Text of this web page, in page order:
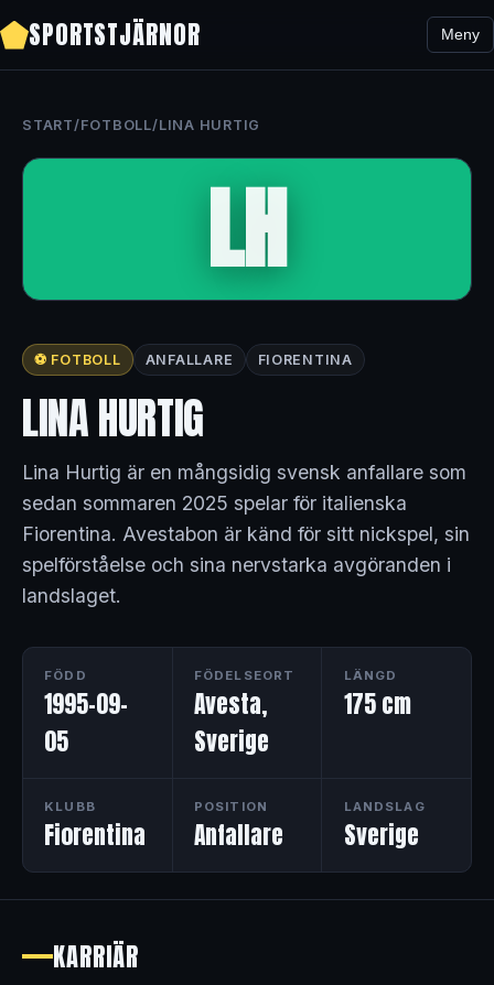
SPORTSTJÄRNOR Meny
START/FOTBOLL/LINA HURTIG
LH
⚽ FOTBOLL ANFALLARE FIORENTINA
LINA HURTIG
Lina Hurtig är en mångsidig svensk anfallare som
sedan sommaren 2025 spelar för italienska
Fiorentina. Avestabon är känd för sitt nickspel, sin
spelförståelse och sina nervstarka avgöranden i
landslaget.
FÖDD
1995-09-
05
FÖDELSEORT
Avesta,
Sverige
LÄNGD
175 cm
KLUBB
Fiorentina
POSITION
Anfallare
LANDSLAG
Sverige
KARRIÄR